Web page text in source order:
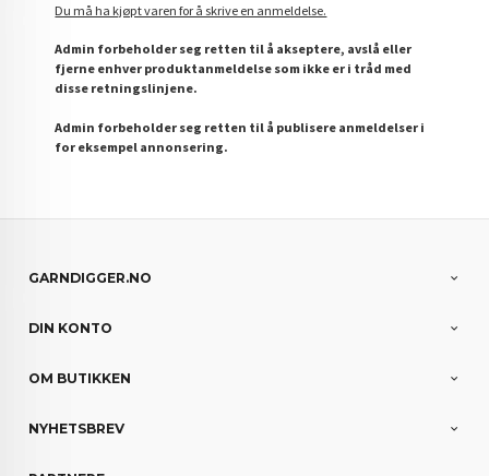
Du må ha kjøpt varen for å skrive en anmeldelse.
Admin forbeholder seg retten til å akseptere, avslå eller
fjerne enhver produktanmeldelse som ikke er i tråd med
disse retningslinjene.
Admin forbeholder seg retten til å publisere anmeldelser i
for eksempel annonsering.
GARNDIGGER.NO
DIN KONTO
OM BUTIKKEN
NYHETSBREV